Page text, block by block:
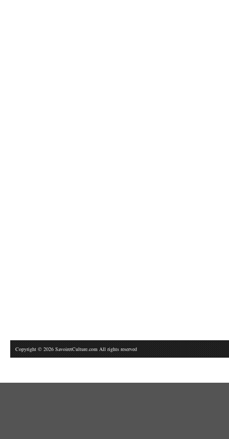
Copyright © 2026 SavoiretCulture.com All rights reserved